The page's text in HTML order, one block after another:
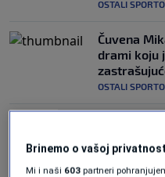
OSTALI
Čuvena
drami koju
OSTALI
Brinemo o vašoj
Mi i naši 603 partneri